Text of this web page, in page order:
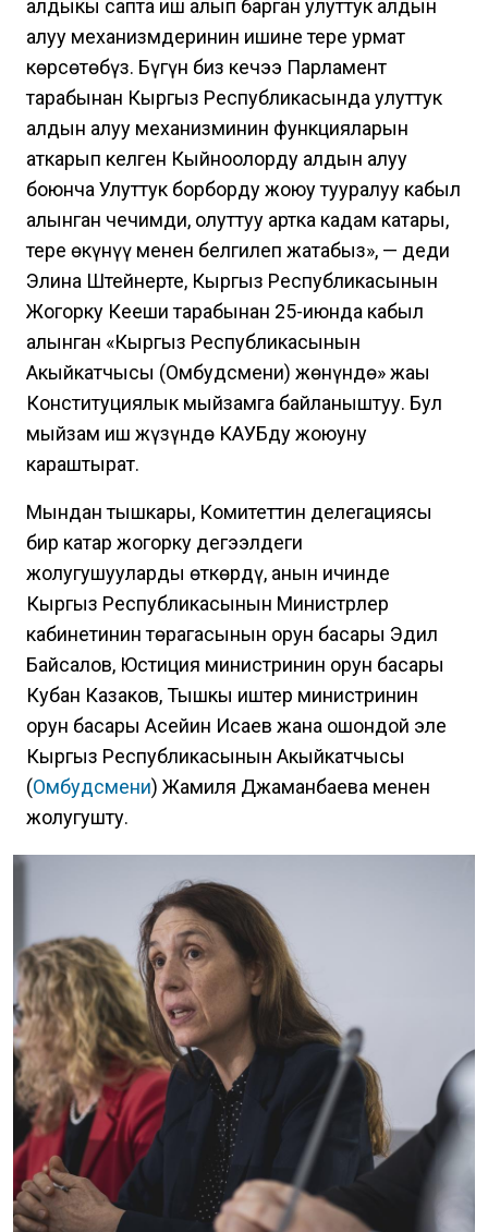
алдыңкы сапта иш алып барган улуттук алдын
алуу механизмдеринин ишине терең урмат
көрсөтөбүз. Бүгүн биз кечээ Парламент
тарабынан Кыргыз Республикасында улуттук
алдын алуу механизминин функцияларын
аткарып келген Кыйноолорду алдын алуу
боюнча Улуттук борборду жоюу тууралуу кабыл
алынган чечимди, олуттуу артка кадам катары,
терең өкүнүү менен белгилеп жатабыз», — деди
Элина Штейнерте, Кыргыз Республикасынын
Жогорку Кеңеши тарабынан 25-июнда кабыл
алынган «Кыргыз Республикасынын
Акыйкатчысы (Омбудсмени) жөнүндө» жаңы
Конституциялык мыйзамга байланыштуу. Бул
мыйзам иш жүзүндө КАУБду жоюуну
караштырат.
Мындан тышкары, Комитеттин делегациясы
бир катар жогорку деңгээлдеги
жолугушууларды өткөрдү, анын ичинде
Кыргыз Республикасынын Министрлер
кабинетинин төрагасынын орун басары Эдил
Байсалов, Юстиция министринин орун басары
Кубан Казаков, Тышкы иштер министринин
орун басары Асейин Исаев жана ошондой эле
Кыргыз Республикасынын Акыйкатчысы
(Омбудсмени) Жамиля Джаманбаева менен
жолугушту.